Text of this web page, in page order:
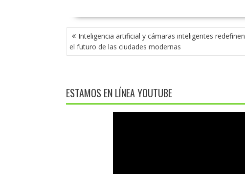
NAVEGACIÓN
DE
ENTRADAS
Inteligencia artificial y cámaras inteligentes redefinen
el futuro de las ciudades modernas
ESTAMOS EN LÍNEA YOUTUBE